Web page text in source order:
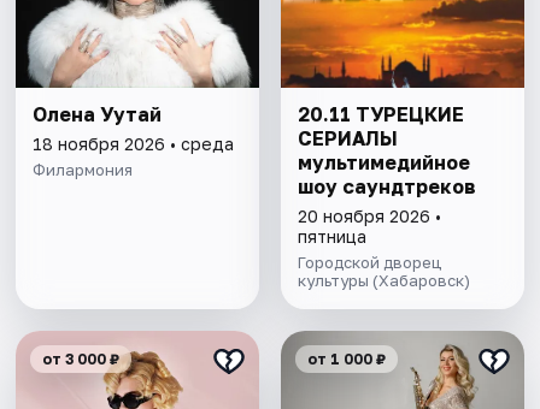
Олена Уутай
18 ноября 2026 • среда
Филармония
20.11 ТУРЕЦКИЕ
СЕРИАЛЫ
мультимедийное
шоу саундтреков
20 ноября 2026 •
пятница
Городской дворец
культуры (Хабаровск)
от 3 000 ₽ от 1 000 ₽